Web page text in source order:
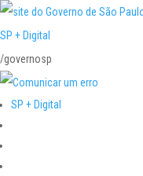
SP + Digital
/governosp
SP + Digital